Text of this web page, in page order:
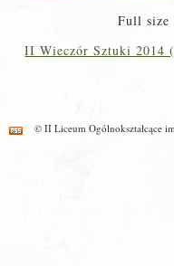
Full size
II Wieczór Sztuki 2014
© II Liceum Ogólnokształcące